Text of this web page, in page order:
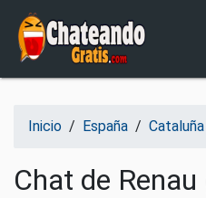
Salir del contenido
Inicio / España / Cataluña
Chat de